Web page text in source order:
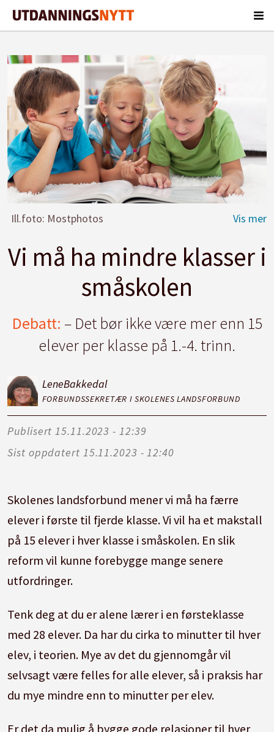
Ill.foto: Mostphotos
Vi må ha mindre klasser i
småskolen
Debatt: – Det bør ikke være mer enn 15
elever per klasse på 1.-4. trinn.
LeneBakkedal
FORBUNDSSEKRETÆR I SKOLENES LANDSFORBUND
Publisert
15.11.2023 - 12:39
Sist oppdatert
15.11.2023 - 12:40
Skolenes landsforbund mener vi må ha færre
elever i første til fjerde klasse. Vi vil ha et makstall
på 15 elever i hver klasse i småskolen. En slik
reform vil kunne forebygge mange senere
utfordringer.
Tenk deg at du er alene lærer i en førsteklasse
med 28 elever. Da har du cirka to minutter til hver
elev, i teorien. Mye av det du gjennomgår vil
selvsagt være felles for alle elever, så i praksis har
du mye mindre enn to minutter per elev.
Er det da mulig å bygge gode relasjoner til hver